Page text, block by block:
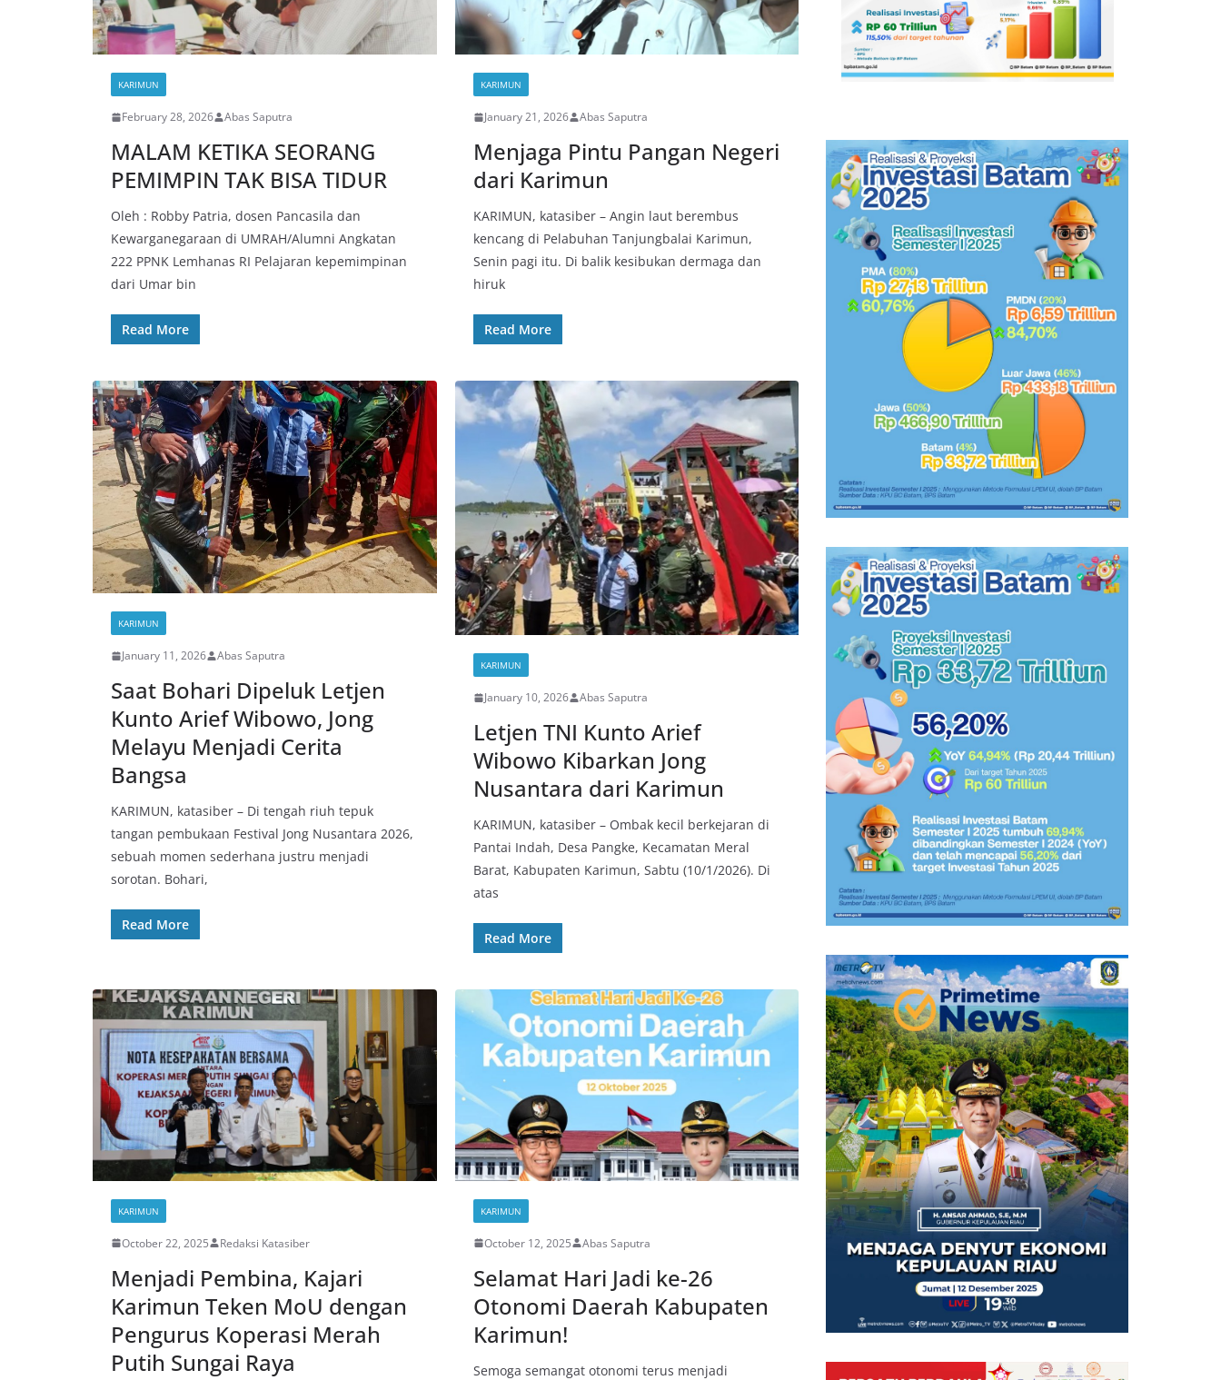
KARIMUN
February 28, 2026 Abas Saputra
MALAM KETIKA SEORANG
PEMIMPIN TAK BISA TIDUR
Oleh : Robby Patria, dosen Pancasila dan
Kewarganegaraan di UMRAH/Alumni Angkatan
222 PPNK Lemhanas RI Pelajaran kepemimpinan
dari Umar bin
Read More
KARIMUN
January 21, 2026 Abas Saputra
Menjaga Pintu Pangan Negeri
dari Karimun
KARIMUN, katasiber – Angin laut berembus
kencang di Pelabuhan Tanjungbalai Karimun,
Senin pagi itu. Di balik kesibukan dermaga dan
hiruk
Read More
KARIMUN
January 11, 2026 Abas Saputra
Saat Bohari Dipeluk Letjen
Kunto Arief Wibowo, Jong
Melayu Menjadi Cerita
Bangsa
KARIMUN, katasiber – Di tengah riuh tepuk
tangan pembukaan Festival Jong Nusantara 2026,
sebuah momen sederhana justru menjadi
sorotan. Bohari,
Read More
KARIMUN
January 10, 2026 Abas Saputra
Letjen TNI Kunto Arief
Wibowo Kibarkan Jong
Nusantara dari Karimun
KARIMUN, katasiber – Ombak kecil berkejaran di
Pantai Indah, Desa Pangke, Kecamatan Meral
Barat, Kabupaten Karimun, Sabtu (10/1/2026). Di
atas
Read More
KARIMUN
October 22, 2025 Redaksi Katasiber
Menjadi Pembina, Kajari
Karimun Teken MoU dengan
Pengurus Koperasi Merah
Putih Sungai Raya
KARIMUN
October 12, 2025 Abas Saputra
Selamat Hari Jadi ke-26
Otonomi Daerah Kabupaten
Karimun!
Semoga semangat otonomi terus menjadi